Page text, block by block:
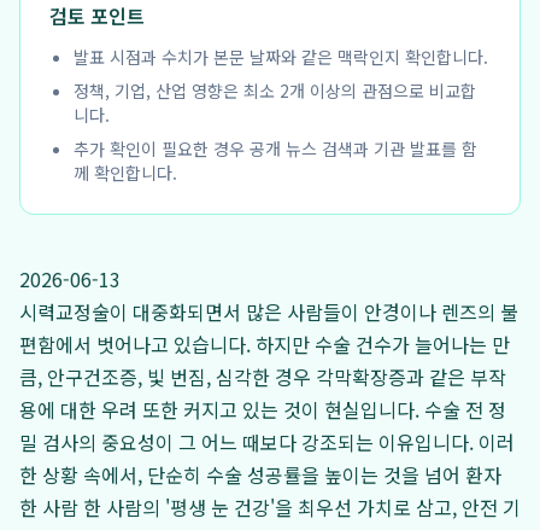
검토 포인트
발표 시점과 수치가 본문 날짜와 같은 맥락인지 확인합니다.
정책, 기업, 산업 영향은 최소 2개 이상의 관점으로 비교합
니다.
추가 확인이 필요한 경우 공개 뉴스 검색과 기관 발표를 함
께 확인합니다.
2026-06-13
시력교정술이 대중화되면서 많은 사람들이 안경이나 렌즈의 불
편함에서 벗어나고 있습니다. 하지만 수술 건수가 늘어나는 만
큼, 안구건조증, 빛 번짐, 심각한 경우 각막확장증과 같은 부작
용에 대한 우려 또한 커지고 있는 것이 현실입니다. 수술 전 정
밀 검사의 중요성이 그 어느 때보다 강조되는 이유입니다. 이러
한 상황 속에서, 단순히 수술 성공률을 높이는 것을 넘어 환자
한 사람 한 사람의 '평생 눈 건강'을 최우선 가치로 삼고, 안전 기